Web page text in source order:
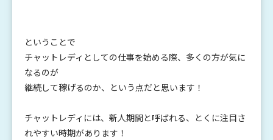
ということで
チャットレディとしての仕事を始める際、多くの方が気に
なるのが
継続して稼げるのか、という点だと思います！
チャットレディには、新人期間と呼ばれる、とくに注目さ
れやすい時期があります！